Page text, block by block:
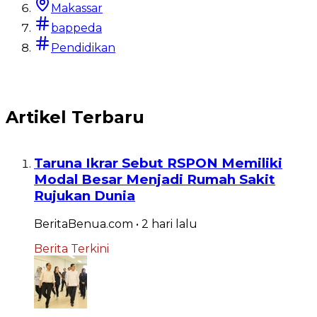
Makassar
bappeda
Pendidikan
Artikel Terbaru
Taruna Ikrar Sebut RSPON Memiliki
Modal Besar Menjadi Rumah Sakit
Rujukan Dunia
BeritaBenua.com • 2 hari lalu
Berita Terkini